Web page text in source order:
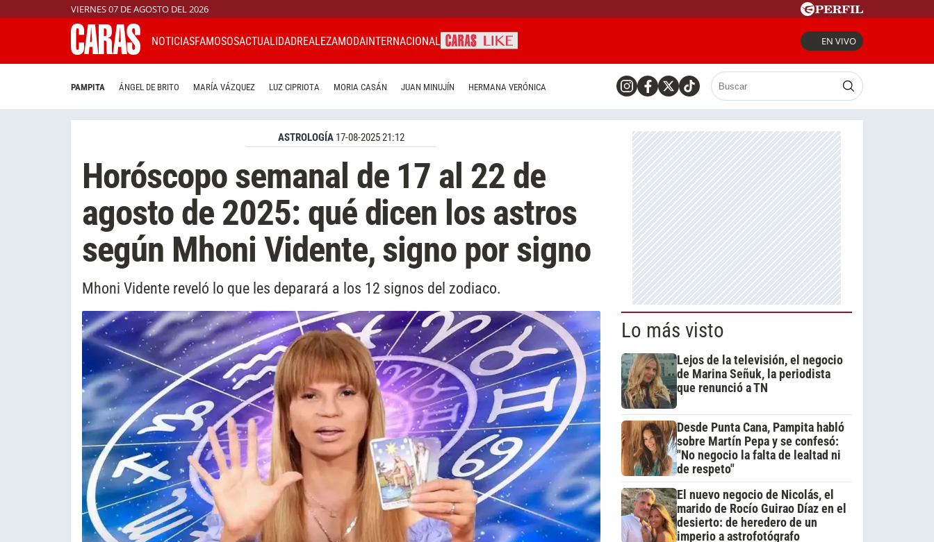
VIERNES 07 DE AGOSTO DEL 2026
NOTICIASFAMOSOSACTUALIDADREALEZAMODAINTERNACIONAL EN VIVO
PAMPITA ÁNGEL DE BRITO MARÍA VÁZQUEZ LUZ CIPRIOTA MORIA CASÁN JUAN MINUJÍN HERMANA VERÓNICA
ASTROLOGÍA 17-08-2025 21:12
Horóscopo semanal de 17 al 22 de
agosto de 2025: qué dicen los astros
según Mhoni Vidente, signo por signo
Mhoni Vidente reveló lo que les deparará a los 12 signos del zodiaco.
Lo más visto
Lejos de la televisión, el negocio
de Marina Señuk, la periodista
que renunció a TN
Desde Punta Cana, Pampita habló
sobre Martín Pepa y se confesó:
"No negocio la falta de lealtad ni
de respeto"
El nuevo negocio de Nicolás, el
marido de Rocío Guirao Díaz en el
desierto: de heredero de un
imperio a astrofotógrafo